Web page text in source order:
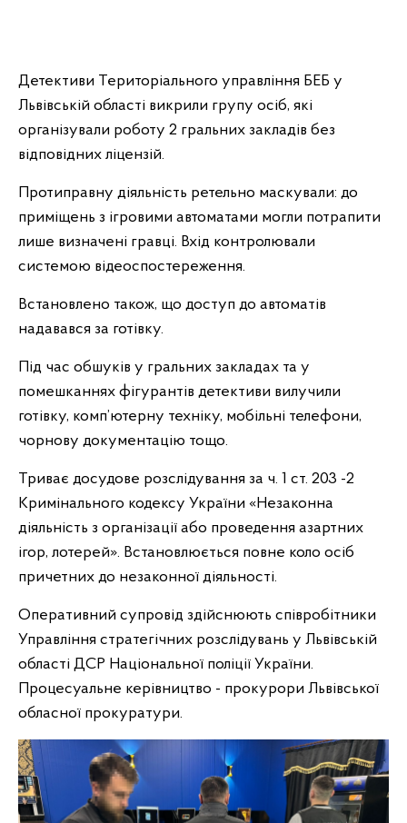
Детективи Територіального управління БЕБ у
Львівській області викрили групу осіб, які
організували роботу 2 гральних закладів без
відповідних ліцензій.
Протиправну діяльність ретельно маскували: до
приміщень з ігровими автоматами могли потрапити
лише визначені гравці. Вхід контролювали
системою відеоспостереження.
Встановлено також, що доступ до автоматів
надавався за готівку.
Під час обшуків у гральних закладах та у
помешканнях фігурантів детективи вилучили
готівку, комп’ютерну техніку, мобільні телефони,
чорнову документацію тощо.
Триває досудове розслідування за ч. 1 ст. 203 -2
Кримінального кодексу України «Незаконна
діяльність з організації або проведення азартних
ігор, лотерей». Встановлюється повне коло осіб
причетних до незаконної діяльності.
Оперативний супровід здійснюють співробітники
Управління стратегічних розслідувань у Львівській
області ДСР Національної поліції України.
Процесуальне керівництво - прокурори Львівської
обласної прокуратури.